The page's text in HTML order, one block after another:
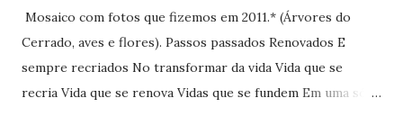
Mosaico com fotos que fizemos em 2011.* (Árvores do
Cerrado, aves e flores). Passos passados Renovados E
sempre recriados No transformar da vida Vida que se
recria Vida que se renova Vidas que se fundem Em uma só